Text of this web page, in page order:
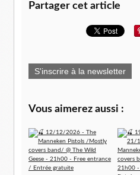
Partager cet article
S'inscrire à la newsletter
Vous aimerez aussi :